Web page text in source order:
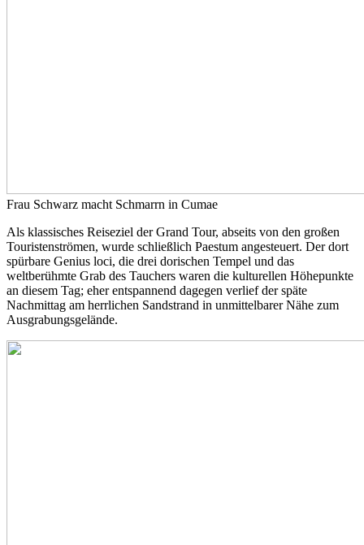
Frau Schwarz macht Schmarrn in Cumae
Als klassisches Reiseziel der Grand Tour, abseits von den großen
Touristenströmen, wurde schließlich Paestum angesteuert. Der dort
spürbare Genius loci, die drei dorischen Tempel und das
weltberühmte Grab des Tauchers waren die kulturellen Höhepunkte
an diesem Tag; eher entspannend dagegen verlief der späte
Nachmittag am herrlichen Sandstrand in unmittelbarer Nähe zum
Ausgrabungsgelände.